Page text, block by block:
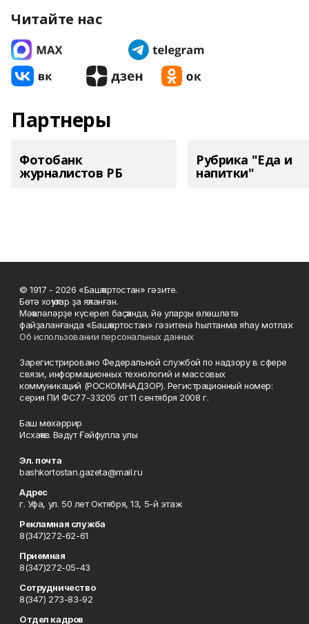
Читайте нас
Партнеры
Фотобанк
журналистов РБ
Рубрика "Еда и
напитки"
© 1917 - 2026 «Башҡортостан» гәзите.
Бөтә хоҡуҡтар ҙа яҡланған.
Мәҡәләләрҙе күсереп баҫҡанда, йә уларҙы өлөшләтә
файҙаланғанда «Башҡортостан» гәзитенә һылтанма яһау мотлаҡ.
Об использовании персональных данных
Зарегистрировано Федеральной службой по надзору в сфере
связи, информационных технологий и массовых
коммуникаций (РОСКОМНАДЗОР). Регистрационный номер:
серия ПИ ФС77-33205 от 11 сентября 2008 г.
Баш мөхәррир
Исхаҡов Вәдүт Ғәйфулла улы
Эл. почта
bashkortostan.gazeta@mail.ru
Адрес
г. Уфа, ул. 50 лет Октября, 13, 5-й этаж
Рекламная служба
8(347)272-62-61
Приемная
8(347)272-05-43
Сотрудничество
8(347) 273-83-92
Отдел кадров